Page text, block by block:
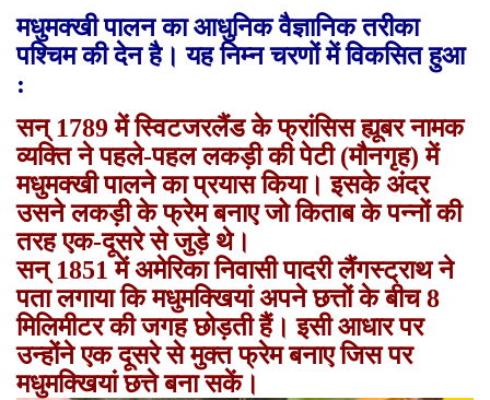
मधुमक्खी पालन का आधुनिक वैज्ञानिक तरीका
पश्चिम की देन है। यह निम्न चरणों में विकसित हुआ
:
सन् 1789 में स्विटजरलैंड के फ्रांसिस ह्यूबर नामक
व्यक्ति ने पहले-पहल लकड़ी की पेटी (मौनगृह) में
मधुमक्खी पालने का प्रयास किया। इसके अंदर
उसने लकड़ी के फ्रेम बनाए जो किताब के पन्नों की
तरह एक-दूसरे से जुड़े थे।
सन् 1851 में अमेरिका निवासी पादरी लैंगस्ट्राथ ने
पता लगाया कि मधुमक्खियां अपने छत्तों के बीच 8
मिलिमीटर की जगह छोड़ती हैं। इसी आधार पर
उन्होंने एक दूसरे से मुक्त फ्रेम बनाए जिस पर
मधुमक्खियां छत्ते बना सकें।